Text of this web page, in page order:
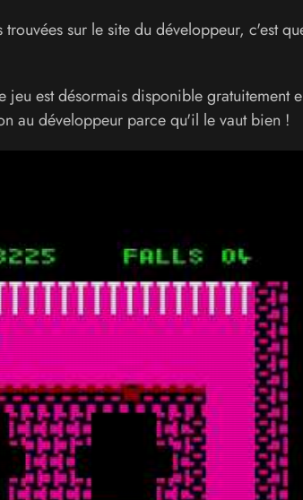
sur le site du développeur, c'est
jeu est désormais disponible gratuitement
au développeur parce qu'il le vaut bien !